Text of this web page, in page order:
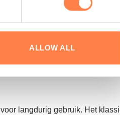
ALLOW ALL
klassieke Pilates
toevoeging aan iedere
langdurig gebruik. Het